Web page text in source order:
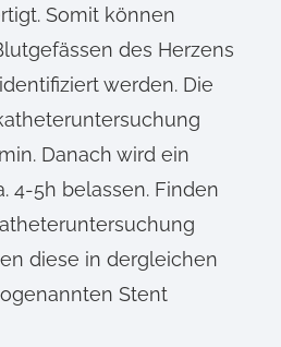
Somit können
des Herzens
werden. Die
Danach wird ein
4-5h belassen. Finden
diese in dergleichen
Stent